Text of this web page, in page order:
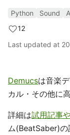
Python Sound
12
Last updated at
Demucsは音楽
カル・その他に
詳細は試用記事
ム(BeatSaber)の